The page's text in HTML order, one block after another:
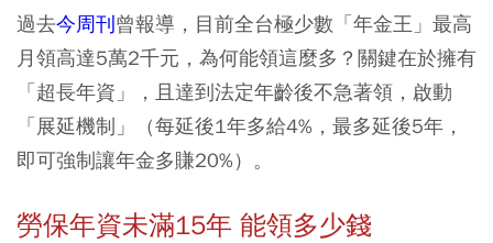
過去今周刊曾報導，目前全台極少數「年金王」最高
月領高達5萬2千元，為何能領這麼多？關鍵在於擁有
「超長年資」，且達到法定年齡後不急著領，啟動
「展延機制」（每延後1年多給4%，最多延後5年，
即可強制讓年金多賺20%）。
勞保年資未滿15年 能領多少錢